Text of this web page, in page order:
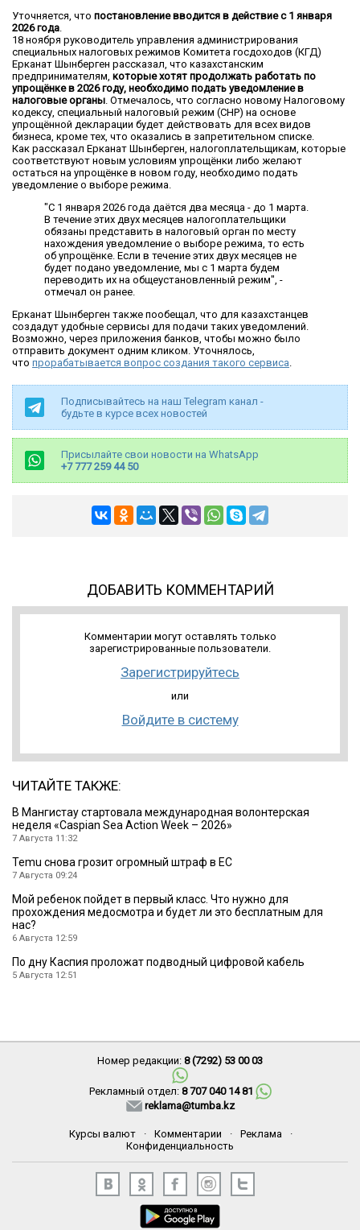
Уточняется, что постановление вводится в действие с 1 января
2026 года
18 ноября руководитель управления администрирования
специальных налоговых режимов Комитета госдоходов (КГД)
Ерканат Шынберген рассказал, что казахстанским
предпринимателям, которые хотят продолжать работать по
упрощёнке в 2026 году, необходимо подать уведомление в
налоговые органы . Отмечалось, что согласно новому Налоговому
кодексу, специальный налоговый режим (СНР) на основе
упрощённой декларации будет действовать для всех видов
бизнеса, кроме тех, что оказались в запретительном списке.
Как рассказал Ерканат Шынберген, налогоплательщикам, которые
соответствуют новым условиям упрощёнки либо желают
остаться на упрощёнке в новом году, необходимо подать
уведомление о выборе режима.
"С 1 января 2026 года даётся два месяца - до 1 марта.
В течение этих двух месяцев налогоплательщики
обязаны представить в налоговый орган по месту
нахождения уведомление о выборе режима, то есть
об упрощёнке. Если в течение этих двух месяцев не
будет подано уведомление, мы с 1 марта будем
переводить их на общеустановленный режим", -
отмечал он ранее.
Ерканат Шынберген также пообещал, что для казахстанцев
создадут удобные сервисы для подачи таких уведомлений.
Возможно, через приложения банков, чтобы можно было
отправить документ одним кликом. Уточнялось,
что прорабатывается вопрос создания такого сервиса
Подписывайтесь на наш Telegram канал -
будьте в курсе всех новостей
Присылайте свои новости на WhatsApp
+7 777 259 44 50
ДОБАВИТЬ КОММЕНТАРИЙ
Комментарии могут оставлять только
зарегистрированные пользователи.
Зарегистрируйтесь
или
Войдите в систему
ЧИТАЙТЕ ТАКЖЕ:
B Мангистау стартовала международная волонтерская
неделя «Caspian Sea Action Week – 2026»
7 Августа 11:32
Temu снова грозит огромный штраф в ЕС
7 Августа 09:24
Мой ребенок пойдет в первый класс. Что нужно для
прохождения медосмотра и будет ли это бесплатным для
нас?
6 Августа 12:59
По дну Каспия проложат подводный цифровой кабель
5 Августа 12:51
Номер редакции: 8 (7292) 53 00 03
Рекламный отдел: 8 707 040 14 81
reklama@tumba.kz
Курсы валют · Комментарии · Реклама
·
Конфиденциальность